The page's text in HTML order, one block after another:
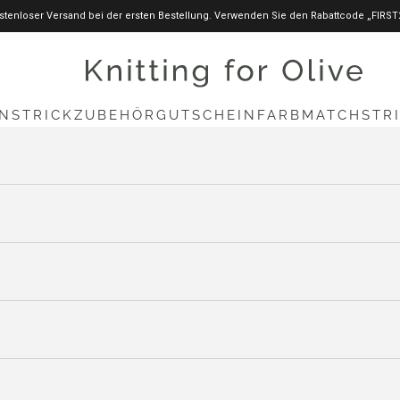
Versand bei der ersten Bestellung. Verwenden Sie den Rabattcode
knittingforolive.com
STRICKZUBEHÖR GUTSCHEIN FARBMATCH